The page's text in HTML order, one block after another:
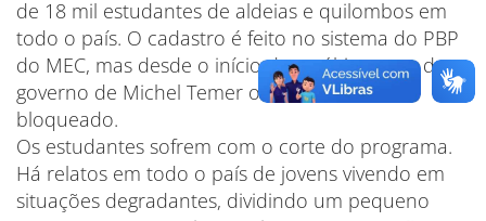
de 18 mil estudantes de aldeias e quilombos em
todo o país. O cadastro é feito no sistema do PBP
do MEC, mas desde o início deste último ano do
governo de Michel Temer o acesso está
bloqueado.
Os estudantes sofrem com o corte do programa.
Há relatos em todo o país de jovens vivendo em
situações degradantes, dividindo um pequeno